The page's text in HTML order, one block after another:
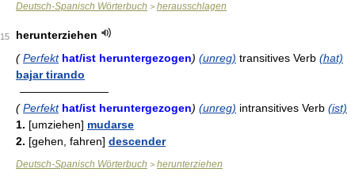
Deutsch-Spanisch Wörterbuch > herausschlagen
15
herunterziehen
( Perfekt hat/ist heruntergezogen) (unreg) transitives Verb (hat)
bajar tirando
————————
( Perfekt hat/ist heruntergezogen) (unreg) intransitives Verb (ist)
1. [umziehen] mudarse
2. [gehen, fahren] descender
Deutsch-Spanisch Wörterbuch > herunterziehen